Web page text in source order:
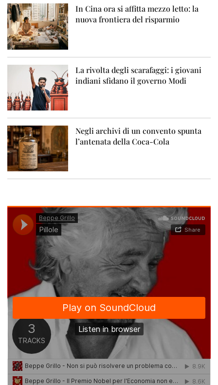
In Cina ora si affitta mezzo letto: la
nuova frontiera del risparmio
La rivolta degli scarafaggi: i giovani
indiani sfidano il governo Modi
Negli archivi di un convento spunta
l’antenata della Coca-Cola